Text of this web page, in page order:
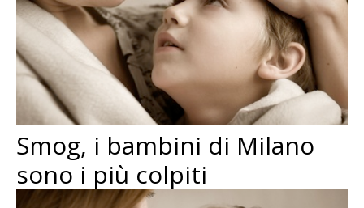
Smog, i bambini di Milano
sono i più colpiti